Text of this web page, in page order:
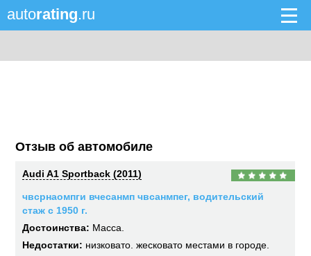
autorating.ru
Отзыв об автомобиле
Audi A1 Sportback (2011)
чвсрнаомпги вчесанмп чвсанмпег, водительский
стаж с 1950 г.
Достоинства: Масса.
Недостатки: низковато. жесковато местами в городе.